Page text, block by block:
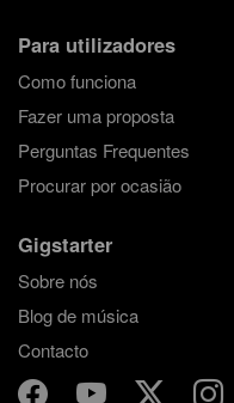
Para utilizadores
Como funciona
Fazer uma proposta
Perguntas Frequentes
Procurar por ocasião
Gigstarter
Sobre nós
Blog de música
Contacto